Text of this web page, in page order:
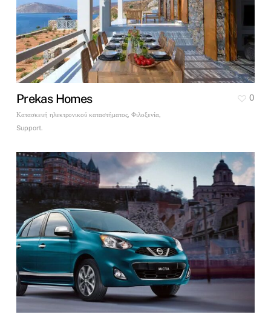
Prekas Homes
Κατασκευή ηλεκτρονικού καταστήματος, Φιλοξενία,
Support.
0